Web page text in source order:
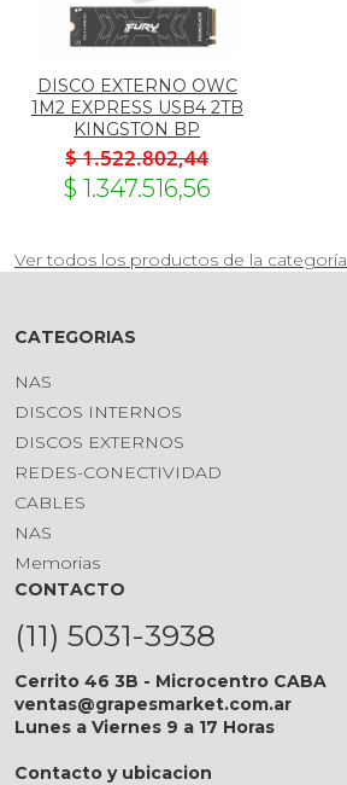
DISCO EXTERNO OWC
1M2 EXPRESS USB4 2TB
KINGSTON BP
$ 1.522.802,44
$ 1.347.516,56
Ver todos los productos de la categoría
CATEGORIAS
NAS
DISCOS INTERNOS
DISCOS EXTERNOS
REDES-CONECTIVIDAD
CABLES
NAS
Memorias
CONTACTO
(11) 5031-3938
Cerrito 46 3B - Microcentro CABA
ventas@grapesmarket.com.ar
Lunes a Viernes 9 a 17 Horas
Contacto y ubicacion